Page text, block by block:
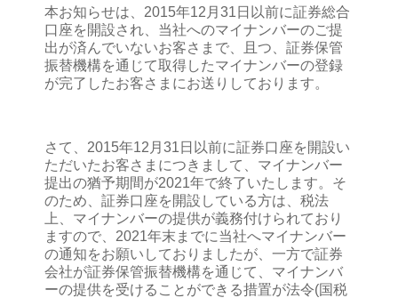
本お知らせは、2015年12月31日以前に証券総合
口座を開設され、当社へのマイナンバーのご提
出が済んでいないお客さまで、且つ、証券保管
振替機構を通じて取得したマイナンバーの登録
が完了したお客さまにお送りしております。
さて、2015年12月31日以前に証券口座を開設い
ただいたお客さまにつきまして、マイナンバー
提出の猶予期間が2021年で終了いたします。そ
のため、証券口座を開設している方は、税法
上、マイナンバーの提供が義務付けられており
ますので、2021年末までに当社へマイナンバー
の通知をお願いしておりましたが、一方で証券
会社が証券保管振替機構を通じて、マイナンバ
ーの提供を受けることができる措置が法令(国税